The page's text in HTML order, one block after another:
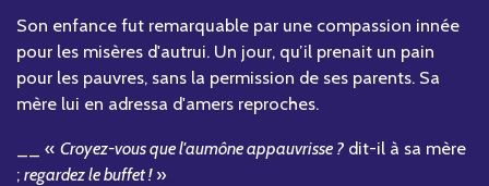
Son enfance fut remarquable par une compassion innée
pour les misères d'autrui. Un jour, qu’il prenait un pain
pour les pauvres, sans la permission de ses parents. Sa
mère lui en adressa d'amers reproches.
__ « Croyez-vous que l'aumône appauvrisse ? dit-il à sa mère
; regardez le buffet !»